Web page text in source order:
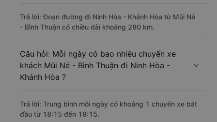
Trả lời: Đoạn đường đi Ninh Hòa - Khánh Hòa từ Mũi Né
- Bình Thuận có chiều dài khoảng 280 km.
Câu hỏi: Mỗi ngày có bao nhiêu chuyến xe
khách Mũi Né - Bình Thuận đi Ninh Hòa -
Khánh Hòa ?
Trả lời: Trung bình mỗi ngày có khoảng 1 chuyến xe bắt
đầu từ 18:15 đến 18:15.